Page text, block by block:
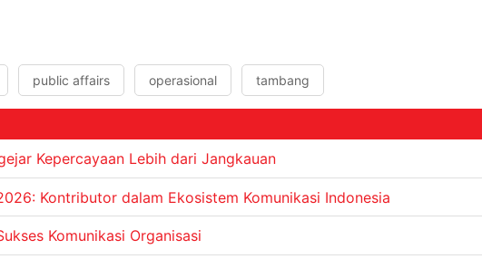
public affairs operasional tambang
Kepercayaan Lebih dari Jangkauan
Kontributor dalam Ekosistem Komunikasi Indonesia
Komunikasi Organisasi